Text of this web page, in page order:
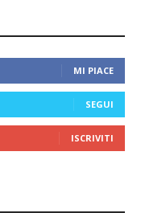
MI PIACE
SEGUI
ISCRIVITI